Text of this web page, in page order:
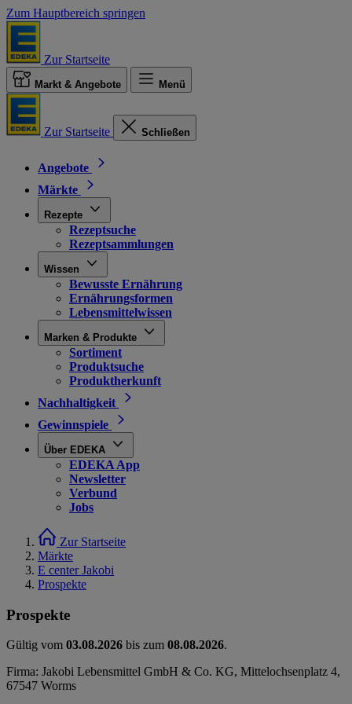
Zum Hauptbereich springen
Zur Startseite
Markt & Angebote Menü
Zur Startseite Schließen
Angebote
Märkte
Rezepte
Rezeptsuche
Rezeptsammlungen
Wissen
Bewusste Ernährung
Ernährungsformen
Lebensmittelwissen
Marken & Produkte
Sortiment
Produktsuche
Produktherkunft
Nachhaltigkeit
Gewinnspiele
Über EDEKA
EDEKA App
Newsletter
Verbund
Jobs
Zur Startseite
Märkte
E center Jakobi
Prospekte
Prospekte
Gültig vom 03.08.2026 bis zum 08.08.2026.
Firma: Jakobi Lebensmittel GmbH & Co. KG, Mittelochsenplatz 4,
67547 Worms